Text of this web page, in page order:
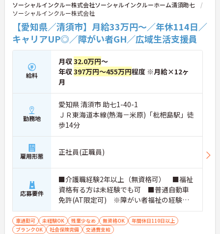
ソーシャルインクルー株式会社ソーシャルインクルーホーム清須助七
ソーシャルインクルー株式会社
【愛知県／清須市】月給33万円～／年休114日／
キャリアUP◎／障がい者GH／広域生活支援員
給料
月収32.0万円～
年収397万円～455万円程度 ※月給×12ヶ
月
勤務地
愛知県 清須市 助七1-40-1
ＪＲ東海道本線(熱海－米原)「枇杷島駅」徒
歩14分
雇用形態 正社員(正職員)
応募要件
■介護職経験2年以上（無資格可） ■福祉
資格有る方は未経験でも可 ■普通自動車
免許(AT限定可) ※障がい者福祉の経験は
不問です。※実務経験2年以上の方、障がい
者福祉に関する経験をお持ちの方大歓迎
車通勤可 未経験OK 残業少なめ 無資格OK
年間休日110日以上
ブランクOK
社会保険完備 交通費支給